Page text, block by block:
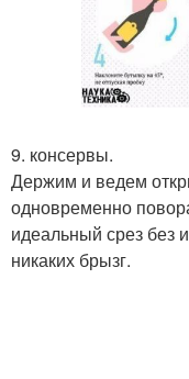
9. консервы.
Держим и ведем
одновременно
идеальный срез без
никаких брызг.